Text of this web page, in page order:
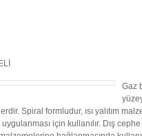
Gaz
Spiral formludur, ısı yalıtım
için kullanılır. Dış cephe